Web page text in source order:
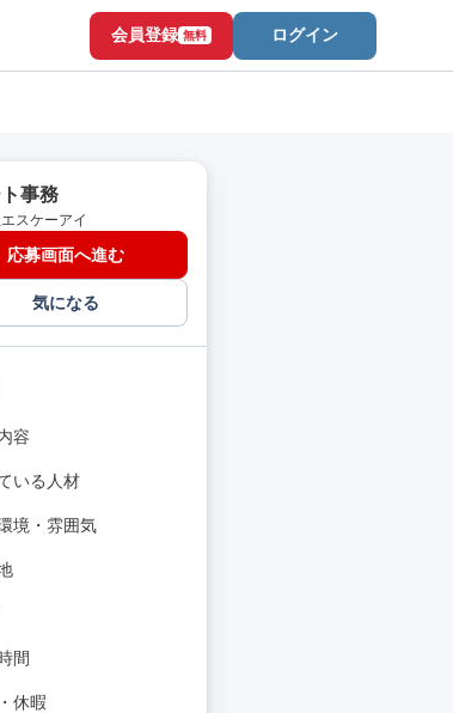
会員登録 無料 ログイン
事務
スケーアイ
応募画面へ進む
気になる
容
いる人材
境・雰囲気
間
休暇